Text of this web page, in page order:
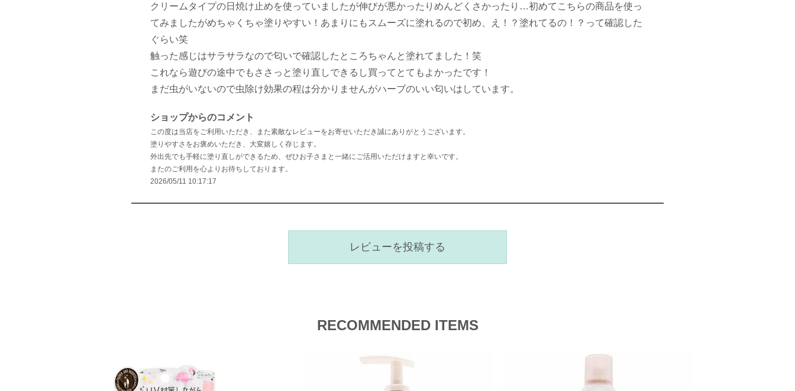
クリームタイプの日焼け止めを使っていましたが伸びが悪かったりめんどくさかったり…初めてこちらの商品を使っ
てみましたがめちゃくちゃ塗りやすい！あまりにもスムーズに塗れるので初め、え！？塗れてるの！？って確認した
ぐらい笑
触った感じはサラサラなので匂いで確認したところちゃんと塗れてました！笑
これなら遊びの途中でもささっと塗り直しできるし買ってとてもよかったです！
まだ虫がいないので虫除け効果の程は分かりませんがハーブのいい匂いはしています。
ショップからのコメント
この度は当店をご利用いただき、また素敵なレビューをお寄せいただき誠にありがとうございます。
塗りやすさをお褒めいただき、大変嬉しく存じます。
外出先でも手軽に塗り直しができるため、ぜひお子さまと一緒にご活用いただけますと幸いです。
またのご利用を心よりお待ちしております。
2026/05/11 10:17:17
レビューを投稿する
RECOMMENDED ITEMS